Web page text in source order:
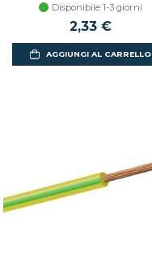
Disponibile 1-3 giorni
2,33 €
AGGIUNGI AL CARRELLO